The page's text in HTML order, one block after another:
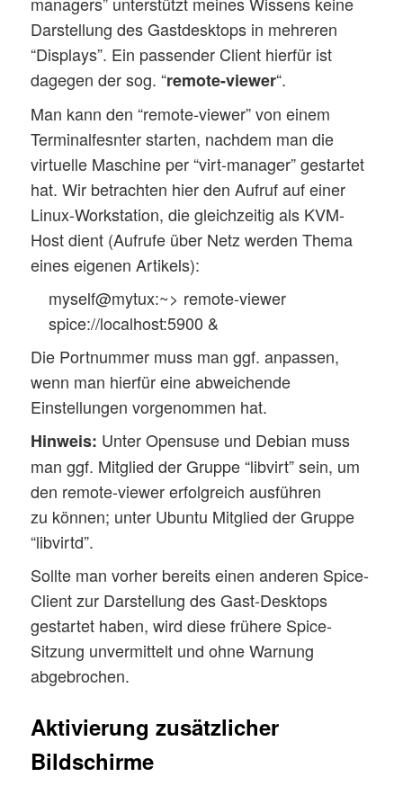
Darstellung des Gastdesktops in mehreren
“Displays”. Ein passender Client hierfür ist
dagegen der sog. “remote-viewer“.
Man kann den “remote-viewer” von einem
Terminalfesnter starten, nachdem man die
virtuelle Maschine per “virt-manager” gestartet
hat. Wir betrachten hier den Aufruf auf einer
Linux-Workstation, die gleichzeitig als KVM-
Host dient (Aufrufe über Netz werden Thema
eines eigenen Artikels):
myself@mytux:~> remote-viewer
spice://localhost:5900 &
Die Portnummer muss man ggf. anpassen,
wenn man hierfür eine abweichende
Einstellungen vorgenommen hat.
Hinweis: Unter Opensuse und Debian muss
man ggf. Mitglied der Gruppe “libvirt” sein, um
den remote-viewer erfolgreich ausführen
zu können; unter Ubuntu Mitglied der Gruppe
“libvirtd”.
Sollte man vorher bereits einen anderen Spice-
Client zur Darstellung des Gast-Desktops
gestartet haben, wird diese frühere Spice-
Sitzung unvermittelt und ohne Warnung
abgebrochen.
Aktivierung zusätzlicher
Bildschirme